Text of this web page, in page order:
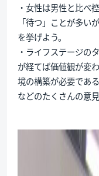
・女性は男性と比べ
「待つ」ことが多い
を挙げよう。
・ライフステージの
が経てば価値観が変
境の構築が必要である
などのたくさんの意